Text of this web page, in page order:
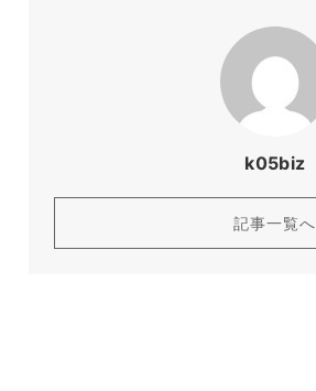
k05biz
記事一覧へ